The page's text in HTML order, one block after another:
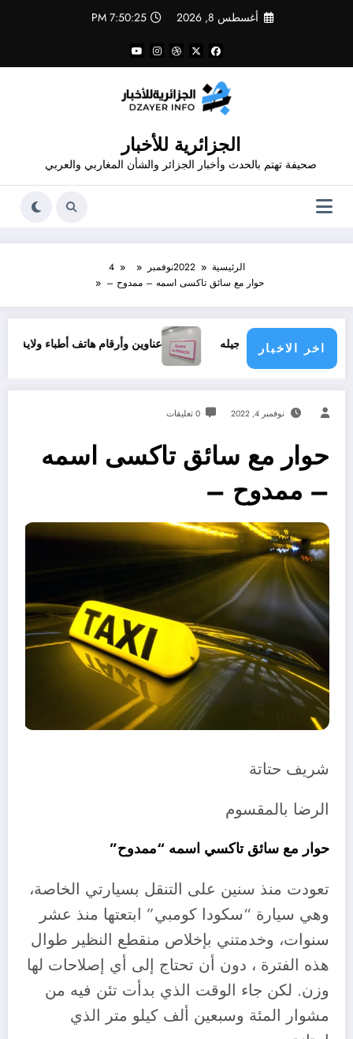
أغسطس 8, 2026 7:50:26 PM
الجزائرية للأخبار
صحيفة تهتم بالحدث وأخبار الجزائر والشأن المغاربي والعربي
الرئيسية 2022نوفمبر
4
حوار مع سائق تاكسى اسمه – ممدوح –
اخر الاخبارعناوين وأرقام هاتف أطباء ولاية تيارت .. عناوين و أرقام هاتف
نوفمبر 4, 2022 0 تعليقات
حوار مع سائق تاكسى اسمه
– ممدوح –
شريف حتاتة
الرضا بالمقسوم
حوار مع سائق تاكسي اسمه “ممدوح”
تعودت منذ سنين على التنقل بسيارتي الخاصة،
وهي سيارة “سكودا كومبي” ابتعتها منذ عشر
سنوات، وخدمتني بإخلاص منقطع النظير طوال
هذه الفترة ، دون أن تحتاج إلى أي إصلاحات لها
وزن. لكن جاء الوقت الذي بدأت تئن فيه من
مشوار المئة وسبعين ألف كيلو متر الذي